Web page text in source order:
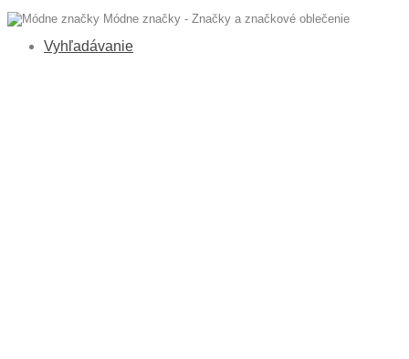
Módne značky - Značky a značkové oblečenie
Vyhľadávanie